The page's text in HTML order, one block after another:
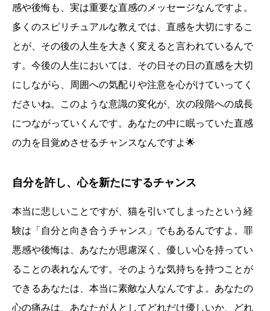
感や後悔も、実は重要な直感のメッセージなんですよ。
多くのスピリチュアルな教えでは、直感を大切にするこ
とが、その後の人生を大きく変えると言われているんで
す。今後の人生においては、その日その日の直感を大切
にしながら、周囲への気配りや注意を心がけていってく
ださいね。このような意識の変化が、次の段階への成長
につながっていくんです。あなたの中に眠っていた直感
の力を目覚めさせるチャンスなんですよ🌟
自分を許し、心を新たにするチャンス
本当に悲しいことですが、猫を引いてしまったという経
験は「自分と向き合うチャンス」でもあるんですよ。罪
悪感や後悔は、あなたが思慮深く、優しい心を持ってい
ることの表れなんです。そのような気持ちを持つことが
できるあなたは、本当に素敵な人なんですよ。あなたの
心の痛みは、あなたが人としてどれだけ優しいか、どれ